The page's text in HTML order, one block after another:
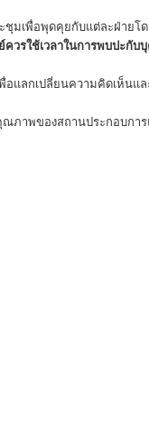
ชุมเพื่อพุดคุยกับแต่ละฝ่ายโ
ควรใช้เวลาในการพบปะกับ
อแลกเปลี่ยนความคิดเห็นแล
ณภาพของสถานประกอบการ